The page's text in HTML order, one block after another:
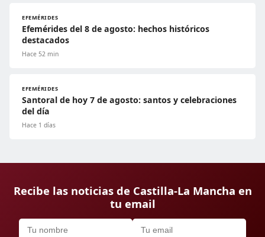
EFEMÉRIDES
Efemérides del 8 de agosto: hechos históricos
destacados
Hace 52 min
EFEMÉRIDES
Santoral de hoy 7 de agosto: santos y celebraciones
del día
Hace 1 días
Recibe las noticias de Castilla-La Mancha en
tu email